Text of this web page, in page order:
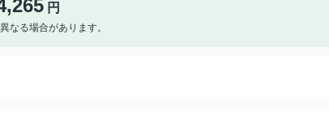
円
なる場合があります。